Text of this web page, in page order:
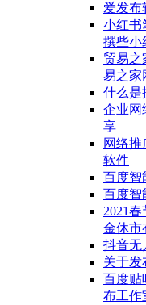
爱发布
小红书
撰些小
贸易之
易之家
什么是
企业网
享
网络
软件
百度智
百度智
2021
金休市
抖音无
关于发
百度贴
布工作